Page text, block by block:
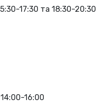
17:30 та 18:30-20:30
16:00